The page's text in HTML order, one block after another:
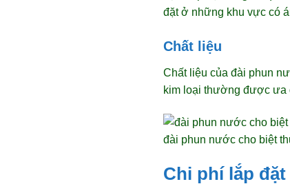
đặt ở những khu vực có
Chất liệu
Chất liệu của đài phun
kim loại thường được ưa
đài phun nước cho biệt
Chi phí lắp